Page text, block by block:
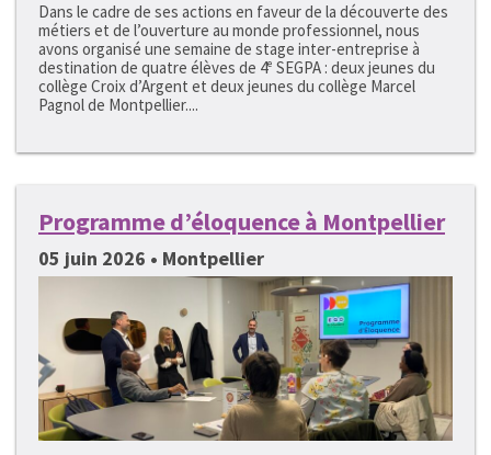
Dans le cadre de ses actions en faveur de la découverte des
métiers et de l’ouverture au monde professionnel, nous
avons organisé une semaine de stage inter-entreprise à
destination de quatre élèves de 4ᵉ SEGPA : deux jeunes du
collège Croix d’Argent et deux jeunes du collège Marcel
Pagnol de Montpellier....
Programme d’éloquence à Montpellier
05 juin 2026 • Montpellier